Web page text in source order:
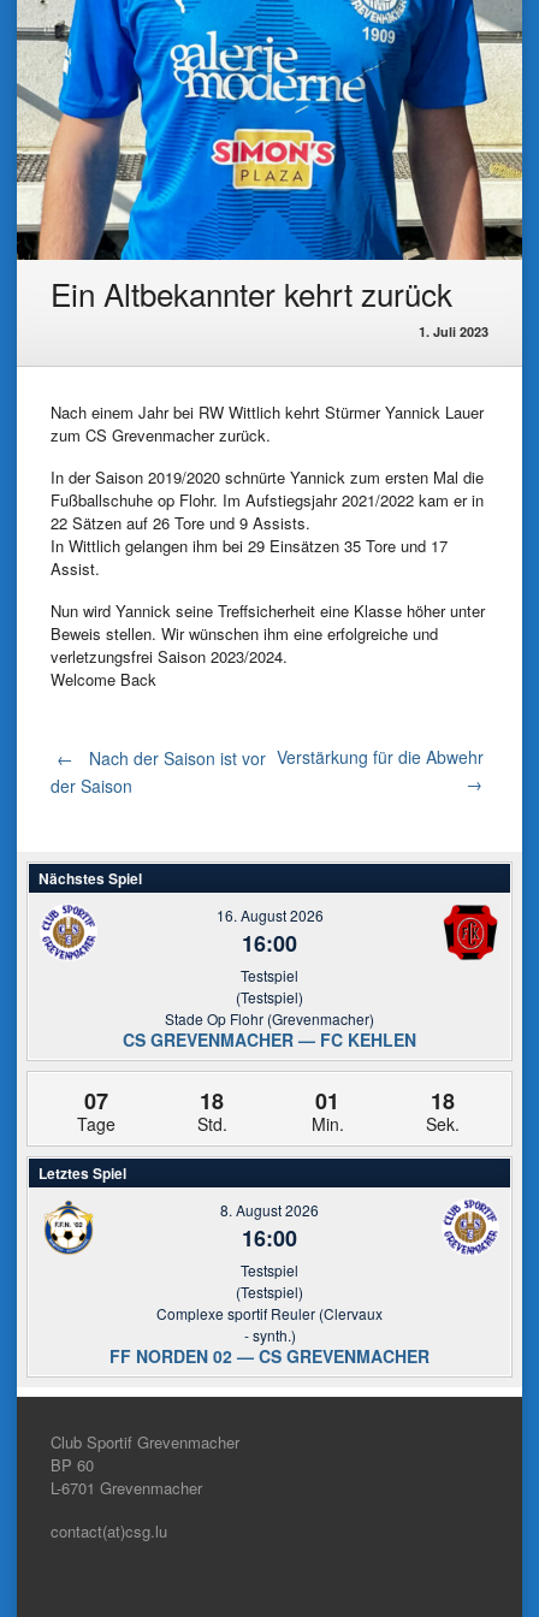
Ein Altbekannter kehrt zurück
1. Juli 2023
Nach einem Jahr bei RW Wittlich kehrt Stürmer Yannick Lauer
zum CS Grevenmacher zurück.
In der Saison 2019/2020 schnürte Yannick zum ersten Mal die
Fußballschuhe op Flohr. Im Aufstiegsjahr 2021/2022 kam er in
22 Sätzen auf 26 Tore und 9 Assists.
In Wittlich gelangen ihm bei 29 Einsätzen 35 Tore und 17
Assist.
Nun wird Yannick seine Treffsicherheit eine Klasse höher unter
Beweis stellen. Wir wünschen ihm eine erfolgreiche und
verletzungsfrei Saison 2023/2024.
Welcome Back
Post
←
Nach der Saison ist vor
der Saison
Verstärkung für die Abwehr
→
Nächstes Spiel
16. August 2026
16:00
Testspiel
(Testspiel)
Stade Op Flohr (Grevenmacher)
CS GREVENMACHER — FC KEHLEN
07
Tage
18
Std.
01
Min.
18
Sek.
Letztes Spiel
8. August 2026
16:00
Testspiel
(Testspiel)
Complexe sportif Reuler (Clervaux
- synth.)
FF NORDEN 02 — CS GREVENMACHER
Club Sportif Grevenmacher
BP 60
L-6701 Grevenmacher
contact(at)csg.lu